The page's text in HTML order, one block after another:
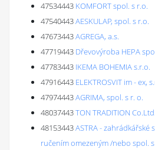
47534443 KOMFORT spol. s r.o.
47540443AESKULAP, spol. s r.o.
47673443AGREGA, a.s.
47719443 Dřevovýroba HEPA
47783443 IKEMA BOHEMIA s.r.o.
47916443 ELEKTROSVIT im - ex,
47974443AGRIMA, spol. s r. o.
48037443TON TRADITION
48153443ASTRA - zahrádkářské
ručením omezeným /nebo spol.